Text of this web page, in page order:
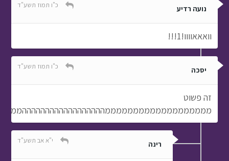
נועה רדיע כ"ו תמוז תשע"ד
וואאאוווו!1!!!
יסכה כ"ו תמוז תשע"ד
זה פשוט
רינה י"א אב תשע"ד